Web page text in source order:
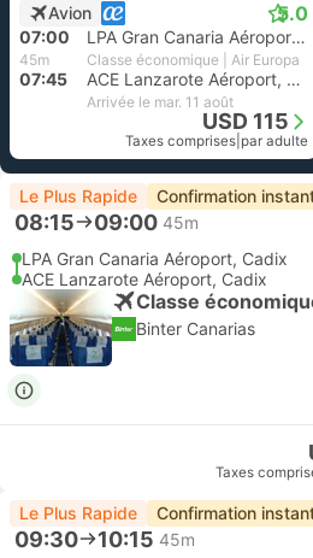
Avion
5.0
07:00 LPA Gran Canaria Aéroport, Cadix
45m Classe économique | Air Europa
07:45 ACE Lanzarote Aéroport, Cadix
Arrivée le mar. 11 août
USD 115
Taxes comprises par adulte
Le Plus Rapide Confirmation
08:15 09:00 45m
LPA Gran Canaria Aéroport, Cadix
ACE Lanzarote Aéroport, Cadix
Classe
Binter Canarias
Taxes
Le Plus Rapide Confirmation
09:30 10:15 45m